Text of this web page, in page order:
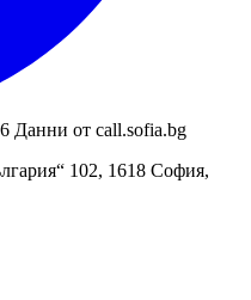
Данни от call.sofia.bg
102, 1618 София,